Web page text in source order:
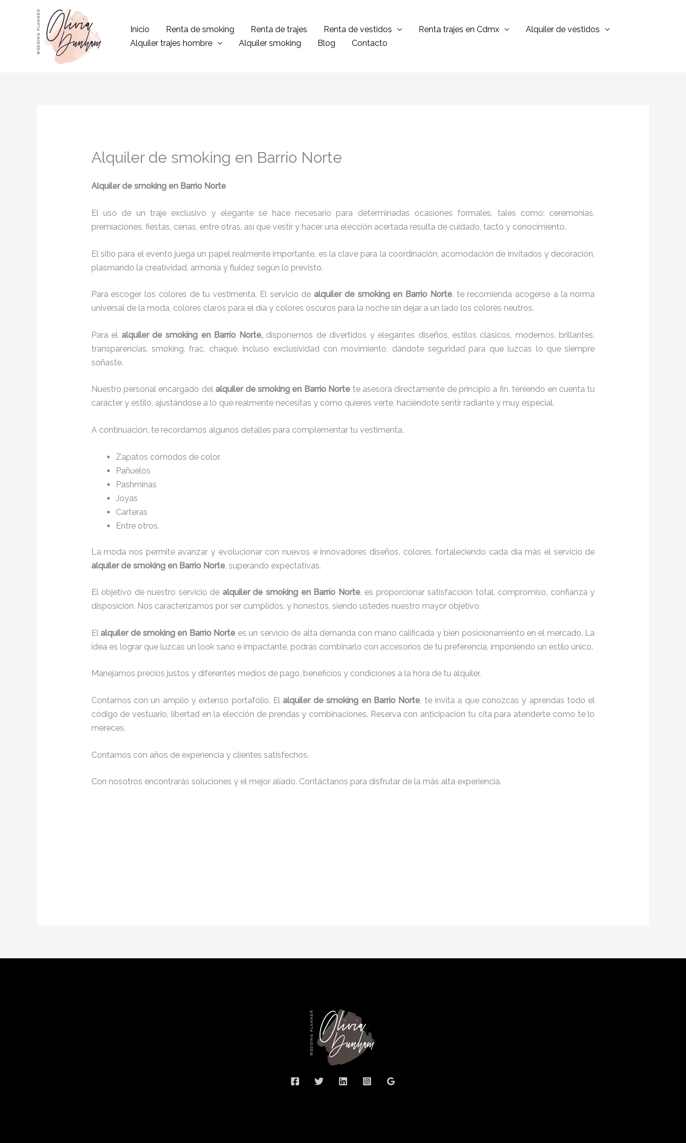
contenido
Inicio Renta de smoking Renta de trajes Renta de vestidos Renta trajes en Cdmx
Alquiler de vestidos
Alquiler trajes hombre
Alquiler smoking Blog Contacto
Alquiler de smoking en Barrio Norte
Alquiler de smoking en Barrio Norte
El uso de un traje exclusivo y elegante se hace necesario para determinadas ocasiones formales, tales como: ceremonias,
premiaciones, fiestas, cenas, entre otras, así que vestir y hacer una elección acertada resulta de cuidado, tacto y conocimiento.
El sitio para el evento juega un papel realmente importante, es la clave para la coordinación, acomodación de invitados y decoración,
plasmando la creatividad, armonía y fluidez según lo previsto.
Para escoger los colores de tu vestimenta, El servicio dealquiler de smoking en Barrio Norte, te recomienda acogerse a la norma
universal de la moda, colores claros para el día y colores oscuros para la noche sin dejar a un lado los colores neutros.
Para el alquiler de smoking en Barrio Norte, disponemos de divertidos y elegantes diseños, estilos clásicos, modernos, brillantes,
transparencias, smoking, frac, chaqué, incluso exclusividad con movimiento, dándote seguridad para que luzcas lo que siempre
soñaste.
Nuestro personal encargado delalquiler de smoking en Barrio Norte te asesora directamente de principio a fin, teniendo en cuenta tu
carácter y estilo, ajustándose a lo que realmente necesitas y cómo quieres verte, haciéndote sentir radiante y muy especial.
A continuación, te recordamos algunos detalles para complementar tu vestimenta.
Zapatos cómodos de color.
Pañuelos
Pashminas
Joyas
Carteras
Entre otros.
La moda nos permite avanzar y evolucionar con nuevos e innovadores diseños, colores, fortaleciendo cada día más el servicio de
alquiler de smoking en Barrio Norte, superando expectativas.
El objetivo de nuestro servicio de alquiler de smoking en Barrio Norte, es proporcionar satisfacción total, compromiso, confianza y
disposición. Nos caracterizamos por ser cumplidos, y honestos, siendo ustedes nuestro mayor objetivo.
Elalquiler de smoking en Barrio Norte es un servicio de alta demanda con mano calificada y bien posicionamiento en el mercado. La
idea es lograr que luzcas un look sano e impactante, podrás combinarlo con accesorios de tu preferencia, imponiendo un estilo único.
Manejamos precios justos y diferentes medios de pago, beneficios y condiciones a la hora de tu alquiler.
Contamos con un amplio y extenso portafolio. Elalquiler de smoking en Barrio Norte, te invita a que conozcas y aprendas todo el
código de vestuario, libertad en la elección de prendas y combinaciones. Reserva con anticipación tu cita para atenderte como te lo
mereces.
Contamos con años de experiencia y clientes satisfechos.
Con nosotros encontrarás soluciones y el mejor aliado. Contáctanos para disfrutar de la más alta experiencia.